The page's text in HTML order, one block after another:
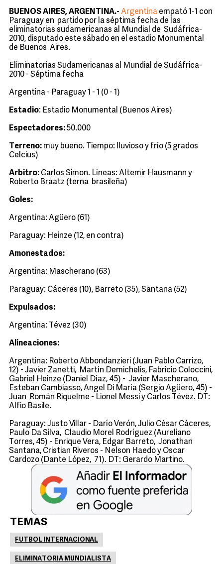
BUENOS AIRES, ARGENTINA.- Argentina empató 1-1 con
Paraguay en partido por la séptima fecha de las
eliminatorias sudamericanas al Mundial de Sudáfrica-
2010, disputado este sábado en el estadio Monumental
de Buenos Aires.
Eliminatorias Sudamericanas al Mundial de Sudáfrica-
2010 - Séptima fecha
Argentina - Paraguay 1 - 1 (0 - 1)
Estadio: Estadio Monumental (Buenos Aires)
Espectadores:50.000
Terreno: muy bueno. Tiempo: lluvioso y frío (5 grados
Celcius)
Arbitro: Carlos Simon. Líneas: Altemir Hausmann y
Roberto Braatz (terna brasileña)
Goles:
Argentina: Agüero (61)
Paraguay: Heinze (12, en contra)
Amonestados:
Argentina: Mascherano (63)
Paraguay: Cáceres (10), Barreto (35), Santana (52)
Expulsados:
Argentina: Tévez (30)
Alineaciones:
Argentina: Roberto Abbondanzieri (Juan Pablo Carrizo,
12) - Javier Zanetti, Martín Demichelis, Fabricio Coloccini,
Gabriel Heinze (Daniel Díaz, 45) - Javier Mascherano,
Esteban Cambiasso, Angel Di María (Sergio Agüero, 45) -
Juan Román Riquelme - Lionel Messi y Carlos Tévez. DT:
Alfio Basile.
Paraguay: Justo Villar - Darío Verón, Julio César Cáceres,
Paulo Da Silva, Claudio Morel Rodríguez (Aureliano
Torres, 45) - Enrique Vera, Edgar Barreto, Jonathan
Santana, Cristian Riveros - Nelson Haedo y Oscar
Cardozo (Dante López, 71). DT: Gerardo Martino.
TEMAS
FUTBOL INTERNACIONAL
ELIMINATORIA MUNDIALISTA